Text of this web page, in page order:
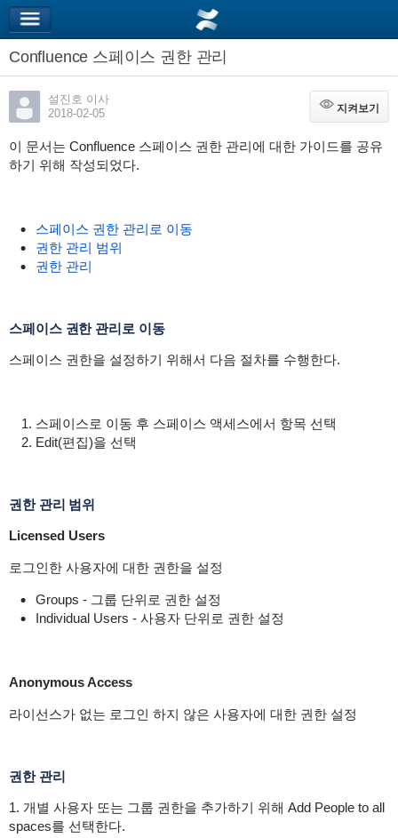
Confluence 스페이스 권한 관리
설진호 이사
2018-02-05
지켜보기
지켜보기
이 문서는 Confluence 스페이스 권한 관리에 대한 가이드를 공유
하기 위해 작성되었다.
스페이스 권한 관리로 이동
권한 관리 범위
권한 관리
스페이스 권한 관리로 이동
스페이스 권한을 설정하기 위해서 다음 절차를 수행한다.
스페이스로 이동 후 스페이스 액세스에서 항목 선택
Edit(편집)을 선택
권한 관리 범위
Licensed Users
로그인한 사용자에 대한 권한을 설정
Groups - 그룹 단위로 권한 설정
Individual Users - 사용자 단위로 권한 설정
Anonymous Access
라이선스가 없는 로그인 하지 않은 사용자에 대한 권한 설정
권한 관리
1. 개별 사용자 또는 그룹 권한을 추가하기 위해 Add People to all
spaces를 선택한다.